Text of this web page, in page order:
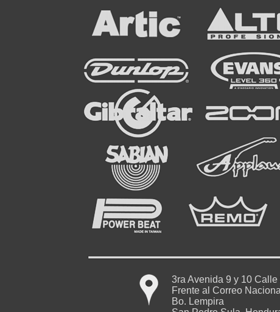
3ra Avenida 9 y 10 Calle
Frente al Correo Nacional
Bo. Lempira